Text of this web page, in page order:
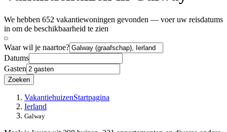
We hebben 652 vakantiewoningen gevonden — voer uw reisdatums
in om de beschikbaarheid te zien
Waar wil je naartoe?
Datums
Gasten
Zoeken
VakantiehuizenStartpagina
Ierland
Galway